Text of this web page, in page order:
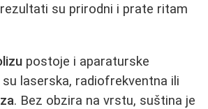
su prirodni i prate ritam
postoje i aparaturske
laserska, radiofrekventna ili
. Bez obzira na vrstu, suština je